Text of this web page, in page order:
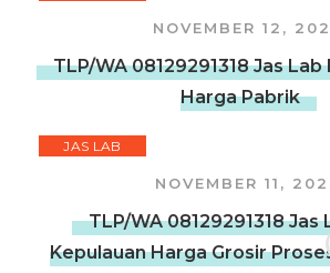
NOVEMBER 12,
TLP/WA 08129291318 Jas Lab
Harga Pabrik
JAS LAB
NOVEMBER 11,
TLP/WA 08129291318 Jas
Kepulauan Harga Grosir